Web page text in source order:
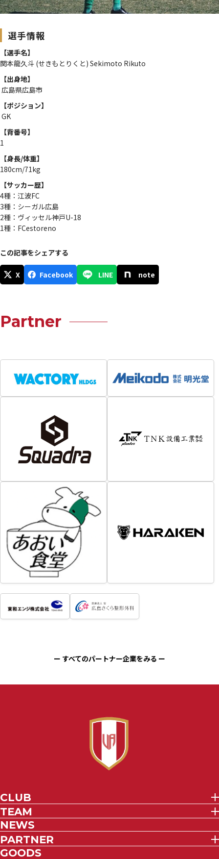
選手情報
【選手名】
関本龍久斗 (せきもとりくと) Sekimoto Rikuto
【出身地】
広島県広島市
【ポジション】
GK
【背番号】
1
【身長/体重】
180cm/71kg
【サッカー歴】
4種：江波FC
3種：シーガル広島
2種：ヴィッセル神戸U-18
1種：FCestoreno
この記事をシェアする
X Facebook LINE note
Partner
ー すべてのパートナー企業をみる ー
CLUB
TEAM
NEWS
PARTNER
GOODS